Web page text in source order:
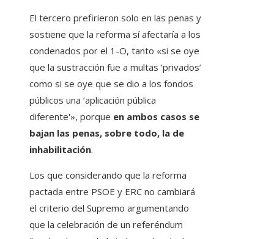
El tercero prefirieron solo en las penas y
sostiene que la reforma sí afectaría a los
condenados por el 1-O, tanto «si se oye
que la sustracción fue a multas ‘privados’
como si se oye que se dio a los fondos
públicos una ‘aplicación pública
diferente'», porque en ambos casos se
bajan las penas, sobre todo, la de
inhabilitación.
Los que considerando que la reforma
pactada entre PSOE y ERC no cambiará
el criterio del Supremo argumentando
que la celebración de un referéndum